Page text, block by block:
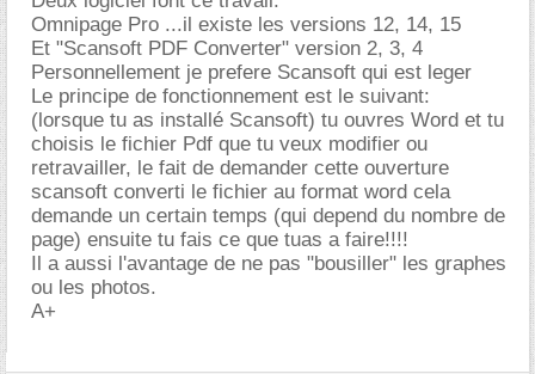
Omnipage Pro ...il existe les versions 12, 14, 15
Et "Scansoft PDF Converter" version 2, 3, 4
Personnellement je prefere Scansoft qui est leger
Le principe de fonctionnement est le suivant:
(lorsque tu as installé Scansoft) tu ouvres Word et tu
choisis le fichier Pdf que tu veux modifier ou
retravailler, le fait de demander cette ouverture
scansoft converti le fichier au format word cela
demande un certain temps (qui depend du nombre de
page) ensuite tu fais ce que tuas a faire!!!!
Il a aussi l'avantage de ne pas "bousiller" les graphes
ou les photos.
A+